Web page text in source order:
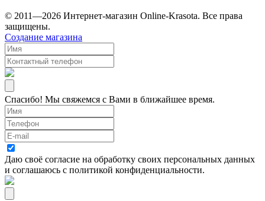
© 2011—2026 Интернет-магазин Online-Krasota. Все права
защищены.
Создание магазина
Спасибо! Мы свяжемся с Вами в ближайшее время.
Даю своё согласие на обработку своих персональных данных
и соглашаюсь с политикой конфиденциальности.